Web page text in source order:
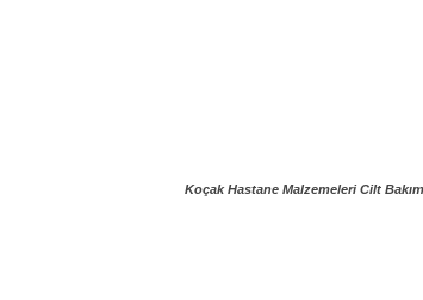
Koçak Hastane Malzemeleri Cilt